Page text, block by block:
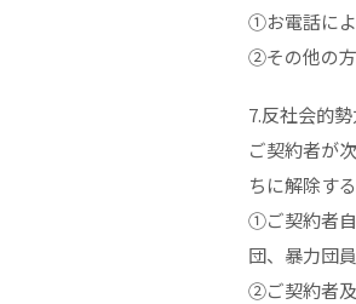
①お電話によ
②その他の方
7.反社会的
ご契約者が
ちに解除す
①ご契約者
団、暴力団
②ご契約者及